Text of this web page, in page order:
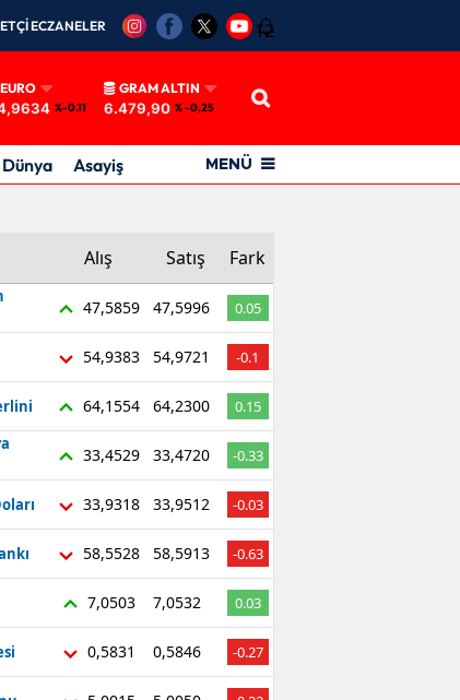
ECZANELER 12
EURO
%-0.11
GRAM ALTIN
6.479,90 % -0,25
Dünya Asayiş MENÜ
Alış Satış Fark
47,5859 47,5996 0.05
54,9383 54,9721 -0.1
64,1554 64,2300
0.15
33,4529 33,4720 -0.33
33,9318 33,9512 -0.03
58,5528 58,5913 -0.63
7,0503 7,0532 0.03
0,5831 0,5846 -0.27